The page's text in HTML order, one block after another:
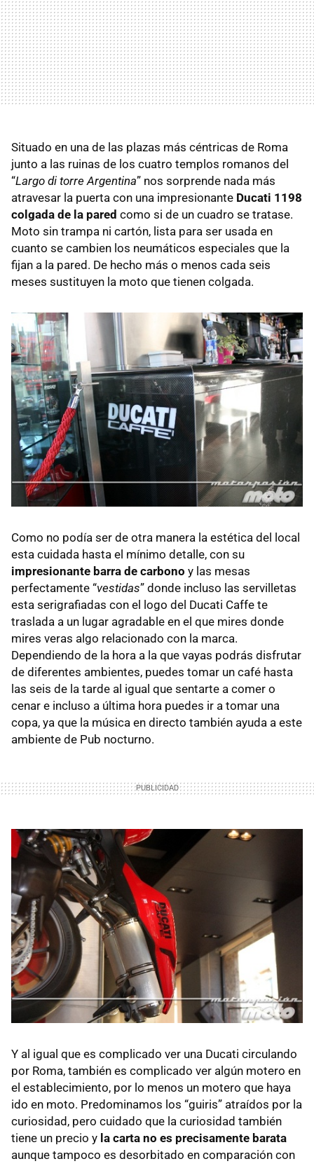
Situado en una de las plazas más céntricas de Roma
junto a las ruinas de los cuatro templos romanos del
“Largo di torre Argentina” nos sorprende nada más
atravesar la puerta con una impresionante Ducati 1198
colgada de la pared como si de un cuadro se tratase.
Moto sin trampa ni cartón, lista para ser usada en
cuanto se cambien los neumáticos especiales que la
fijan a la pared. De hecho más o menos cada seis
meses sustituyen la moto que tienen colgada.
Como no podía ser de otra manera la estética del local
esta cuidada hasta el mínimo detalle, con su
impresionante barra de carbono y las mesas
perfectamente “vestidas” donde incluso las servilletas
esta serigrafiadas con el logo del Ducati Caffe te
traslada a un lugar agradable en el que mires donde
mires veras algo relacionado con la marca.
Dependiendo de la hora a la que vayas podrás disfrutar
de diferentes ambientes, puedes tomar un café hasta
las seis de la tarde al igual que sentarte a comer o
cenar e incluso a última hora puedes ir a tomar una
copa, ya que la música en directo también ayuda a este
ambiente de Pub nocturno.
Y al igual que es complicado ver una Ducati circulando
por Roma, también es complicado ver algún motero en
el establecimiento, por lo menos un motero que haya
ido en moto. Predominamos los “guiris” atraídos por la
curiosidad, pero cuidado que la curiosidad también
tiene un precio y la carta no es precisamente barata
aunque tampoco es desorbitado en comparación con